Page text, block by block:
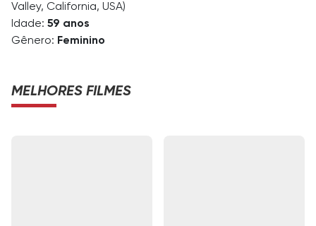
Valley, California, USA)
Idade: 59 anos
Gênero: Feminino
MELHORES FILMES